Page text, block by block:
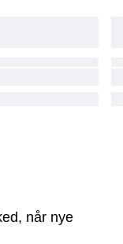
når nye